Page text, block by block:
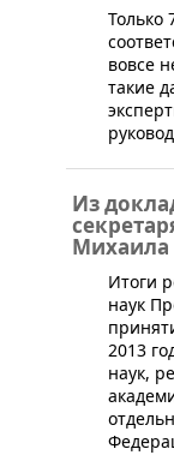
Только
вовсе
такие
Из
Михаила
​​Итоги
наук
2013
наук,